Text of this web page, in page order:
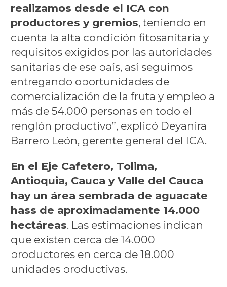
realizamos desde el ICA con
productores y gremios, teniendo en
cuenta la alta condición fitosanitaria y
requisitos exigidos por las autoridades
sanitarias de ese país, así seguimos
entregando oportunidades de
comercialización de la fruta y empleo a
más de 54.000 personas en todo el
renglón productivo”, explicó Deyanira
Barrero León, gerente general del ICA.
En el Eje Cafetero, Tolima,
Antioquia, Cauca y Valle del Cauca
hay un área sembrada de aguacate
hass de aproximadamente 14.000
hectáreas. Las estimaciones indican
que existen cerca de 14.000
productores en cerca de 18.000
unidades productivas.